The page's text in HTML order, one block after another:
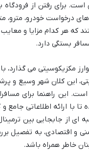
برای رفتن از فرودگاه
درخواست خودرو، مترو،
هر کدام مزایا و معایب
بستگی دارد.
مکزیکوسیتی می
این کلان شهر وسیع و
این راهنما برای
با ارائه اطلاعاتی جامع
ای از جابجایی بین
و اقتصادی، به
خاطر همراه باشد.